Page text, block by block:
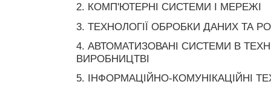
2. КОМП'ЮТЕРНІ СИСТЕМИ І МЕРЕЖІ
3. ТЕХНОЛОГІЇ ОБРОБКИ ДАНИХ ТА
4. АВТОМАТИЗОВАНІ СИСТЕМИ В
ВИРОБНИЦТВІ
5. ІНФОРМАЦІЙНО-КОМУНІКАЦІЙНІ